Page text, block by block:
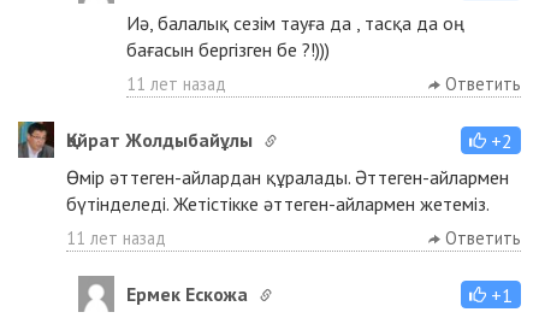
Иә, балалық сезім тауға да , тасқа да оң
бағасын бергізген бе ?!)))
11 лет назад Ответить
Қайрат Жолдыбайұлы
+2
Өмір әттеген-айлардан құралады. Әттеген-айлармен
бүтінделеді. Жетістікке әттеген-айлармен жетеміз.
11 лет назад Ответить
Ермек Ескожа
+1